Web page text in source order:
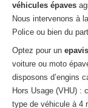
Centreagréé
Centreagréé
Centreagréé
véhicules épaves
Nous intervenons à
Police ou bien du
Optez pour un
voiture ou moto
disposons d’engins
Hors Usage (VHU) :
type de véhicule à 4